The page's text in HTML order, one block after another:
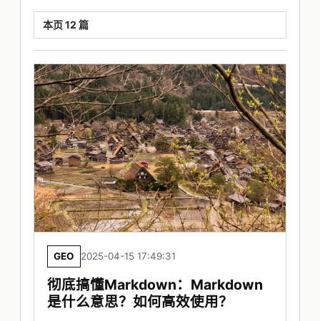
本页 12 篇
GEO 2025-04-15 17:49:31
彻底搞懂Markdown：Markdown
是什么意思？如何高效使用？